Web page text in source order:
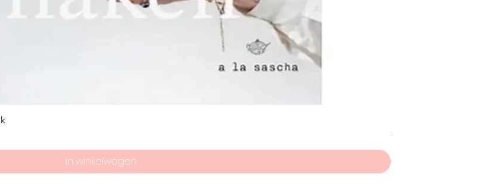
In winkelwagen
Prijs
€ 8,50